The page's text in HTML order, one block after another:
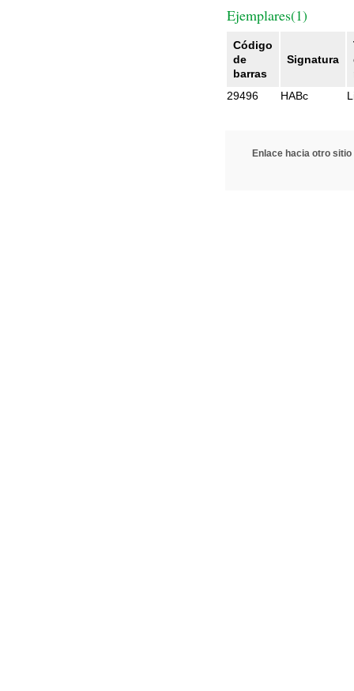
Ejemplares(1)
Código
de
barras
Signatura
29496
HABc
Enlace hacia otro sitio